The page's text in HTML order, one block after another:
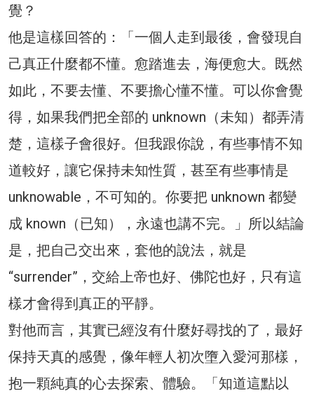
覺？
他是這樣回答的：「一個人走到最後，會發現自
己真正什麼都不懂。愈踏進去，海便愈大。既然
如此，不要去懂、不要擔心懂不懂。可以你會覺
得，如果我們把全部的 unknown（未知）都弄清
楚，這樣子會很好。但我跟你說，有些事情不知
道較好，讓它保持未知性質，甚至有些事情是
unknowable，不可知的。你要把 unknown 都變
成 known（已知），永遠也講不完。」所以結論
是，把自己交出來，套他的說法，就是
“surrender”，交給上帝也好、佛陀也好，只有這
樣才會得到真正的平靜。
對他而言，其實已經沒有什麼好尋找的了，最好
保持天真的感覺，像年輕人初次墮入愛河那樣，
抱一顆純真的心去探索、體驗。「知道這點以